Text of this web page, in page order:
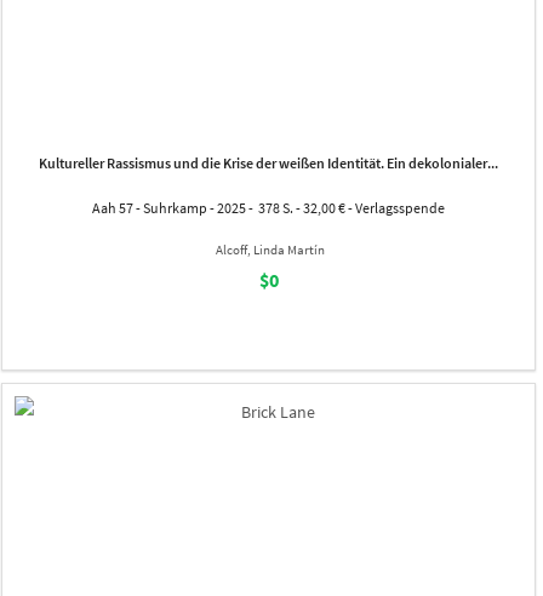
Kultureller Rassismus und die Krise der weißen Identität. Ein dekolonialer...
Aah 57 - Suhrkamp - 2025 - 378 S. - 32,00 € - Verlagsspende
Alcoff, Linda Martín
$0